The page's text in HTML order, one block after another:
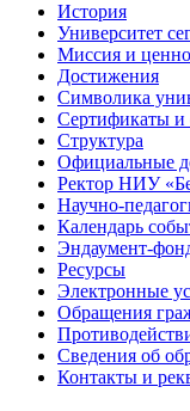
История
Университет
Миссия и
Достижения
Символика
Сертификаты и
Структура
Официальные
Ректор НИУ
Научно-
Календарь
Эндаумент-
Ресурсы
Электронные
Обращения
Сведения об
Контакты и